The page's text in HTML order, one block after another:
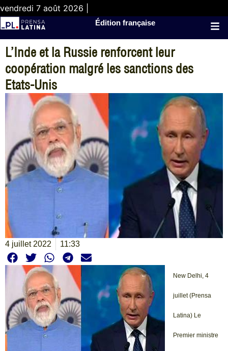
vendredi 7 août 2026 |
Édition française
L’Inde et la Russie renforcent leur
coopération malgré les sanctions des
Etats-Unis
4 juillet 2022 11:33
New Delhi, 4
juillet (Prensa
Latina) Le
Premier ministre